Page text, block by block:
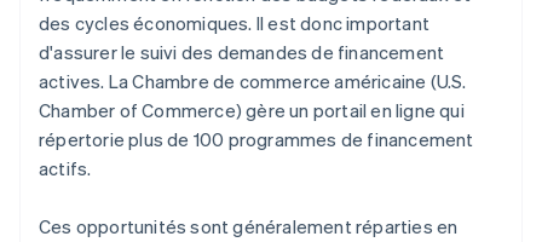
des cycles économiques. Il est donc important
d'assurer le suivi des demandes de financement
actives. La Chambre de commerce américaine (U.S.
Chamber of Commerce) gère un portail en ligne qui
répertorie plus de 100 programmes de financement
actifs.
Ces opportunités sont généralement réparties en